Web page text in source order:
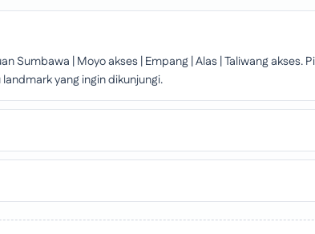
| Moyo akses | Empang | Alas | Taliwang akses.
yang ingin dikunjungi.